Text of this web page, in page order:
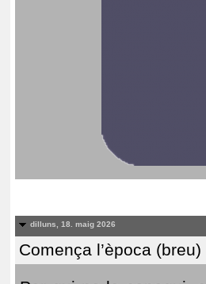
dilluns, 18. maig 2026
Comença l’època